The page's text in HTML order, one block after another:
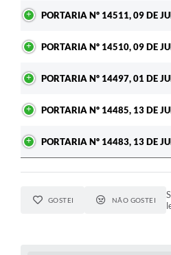
PORTARIA Nº 14511, 09 DE
PORTARIA Nº 14510, 09 DE
PORTARIA Nº 14497, 01 DE
PORTARIA Nº 14485, 13 DE
PORTARIA Nº 14483, 13 DE
GOSTEI NÃO GOSTEI